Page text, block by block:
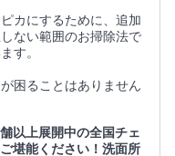
カにするために、追加
ない範囲のお掃除法で
す。
困ることはありません
以上展開中の全国チェ
堪能ください！洗面所